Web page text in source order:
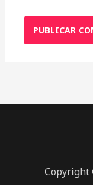
Copyright